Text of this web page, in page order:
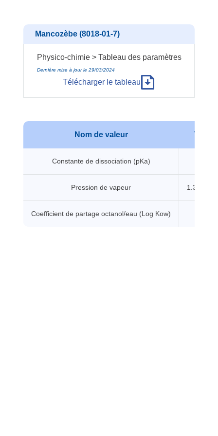
Mancozèbe (8018-01-7)
Physico-chimie > Tableau des paramètres
Dernière mise à jour le 29/03/2024
Télécharger le tableau
Nom de valeur Valeur
Constante de dissociation (pKa)
Pression de vapeur 1.33e-05
Coefficient de partage octanol/eau (Log Kow)